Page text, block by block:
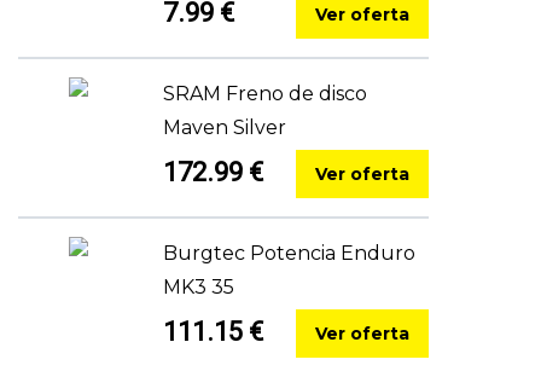
7.99 € Ver oferta
SRAM Freno de disco
Maven Silver
172.99 € Ver oferta
Burgtec Potencia Enduro
MK3 35
111.15 € Ver oferta